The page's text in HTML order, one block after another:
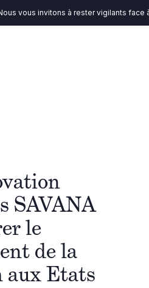
vous invitons à rester vigilants face à
SAVANA
le
de la
aux Etats